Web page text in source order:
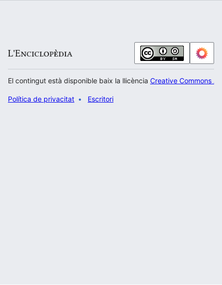
El contingut està disponible baix la llicència Creative Commons
Política de privacitat Escritori